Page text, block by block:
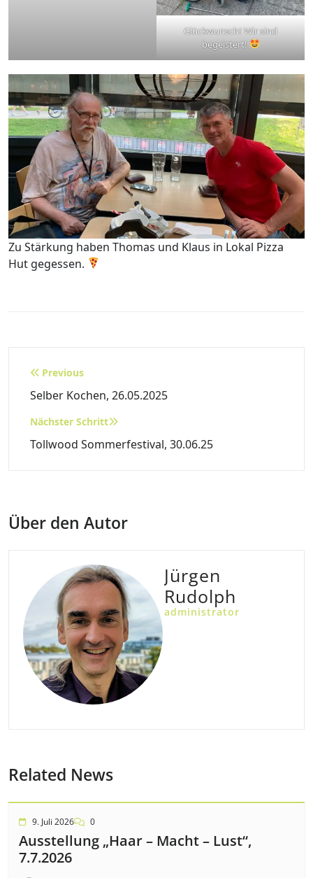
Glückwunsch! Wir sind
begeistert!
Zu Stärkung haben Thomas und Klaus in Lokal Pizza
Hut gegessen.
Beitragsnavigation
Previous
Selber Kochen, 26.05.2025
Nächster Schritt
Tollwood Sommerfestival, 30.06.25
Über den Autor
Jürgen
Rudolph
administrator
Related News
9. Juli 2026 0
Ausstellung „Haar – Macht – Lust“,
7.7.2026